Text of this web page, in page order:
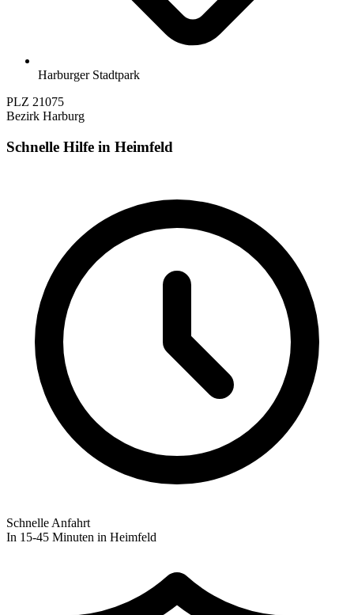
Harburger Stadtpark
PLZ 21075
Bezirk Harburg
Schnelle Hilfe in Heimfeld
Schnelle Anfahrt
In 15-45 Minuten in Heimfeld